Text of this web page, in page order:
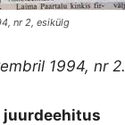
nr 2, esikülg
1994, nr 2.
juurdeehitus